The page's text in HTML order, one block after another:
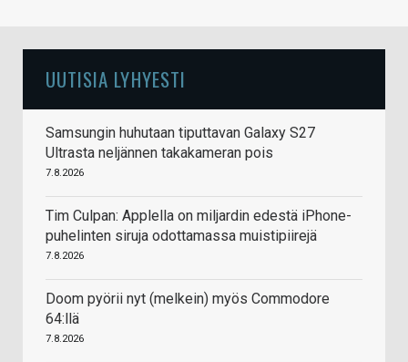
UUTISIA LYHYESTI
Samsungin huhutaan tiputtavan Galaxy S27
Ultrasta neljännen takakameran pois
7.8.2026
Tim Culpan: Applella on miljardin edestä iPhone-
puhelinten siruja odottamassa muistipiirejä
7.8.2026
Doom pyörii nyt (melkein) myös Commodore
64:llä
7.8.2026